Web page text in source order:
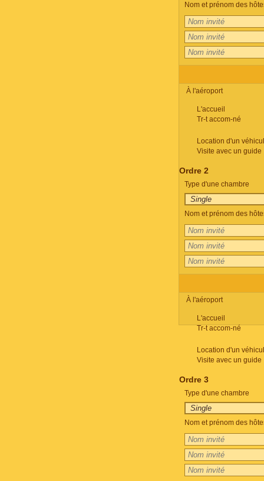
Nom et prénom des
À l'aéroport
L'accueil
Tr-t accom-né
Location d'un
Visite avec un guide
Ordre 2
Type d'une chambre
Nom et prénom des
À l'aéroport
L'accueil
Tr-t accom-né
Location d'un
Visite avec un guide
Ordre 3
Type d'une chambre
Nom et prénom des